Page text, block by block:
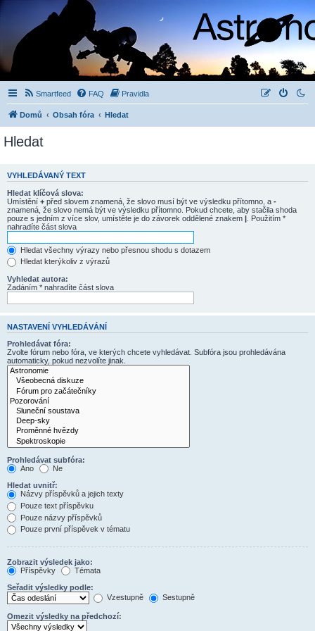
Smartfeed FAQ Pravidla
Domů Obsah fóra Hledat
Hledat
VYHLEDÁVANÝ TEXT
Hledat klíčová slova:
Umístění + před slovem znamená, že slovo musí být ve výsledku přítomno, a -
znamená, že slovo nemá být ve výsledku přítomno. Pokud chcete, aby stačila shoda
pouze s jedním z více slov, umístěte je do závorek oddělené znakem | . Použitím *
nahradíte část slova
Hledat všechny výrazy nebo přesnou shodu s dotazem
Hledat kterýkoliv z výrazů
Vyhledat autora:
Zadáním * nahradíte část slova
NASTAVENÍ VYHLEDÁVÁNÍ
Prohledávat fóra:
Zvolte fórum nebo fóra, ve kterých chcete vyhledávat. Subfóra jsou prohledávána
automaticky, pokud nezvolíte jinak.
Prohledávat subfóra:
Ano
Ne
Hledat uvnitř:
Názvy příspěvků a jejich texty
Pouze text příspěvku
Pouze názvy příspěvků
Pouze první příspěvek v tématu
Zobrazit výsledek jako:
Příspěvky
Témata
Seřadit výsledky podle:
Vzestupně
Sestupně
Omezit výsledky na předchozí: